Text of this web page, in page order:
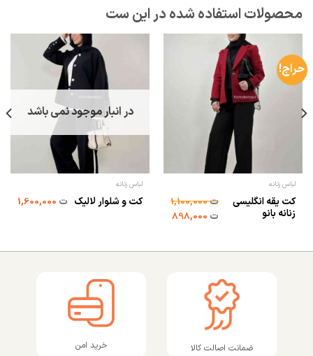
حراج!
لباس زنانه
کت یقه انگلیسی
زنانه بانو
ت1,100,000
ت898,000
در انبار موجود نمی باشد
لباس زنانه
کت و شلوار لالیک ت1,600,000
ضمانت اصالت کالا خرید امن